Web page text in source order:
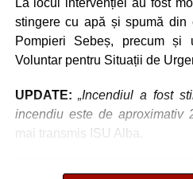
„Roș-albaștrii”, eliminare
Metalurgistul Cugir –
Polițiștii din Cugir le-au
Ilie Arion de la
concursul de șah rapid
La locul intervenției au fost
stingere cu apă și spumă din
Pompieri Sebeș, precum și
Voluntar pentru Situații de
UPDATE: „Incendiul a fost
incendiu este de aproximativ
mai transmis ISU Alba.